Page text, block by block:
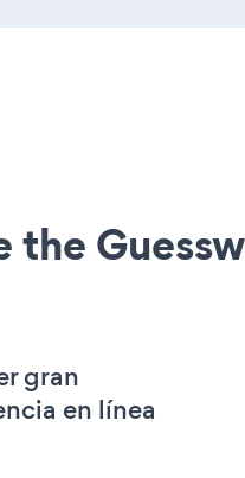
the
gran
en línea